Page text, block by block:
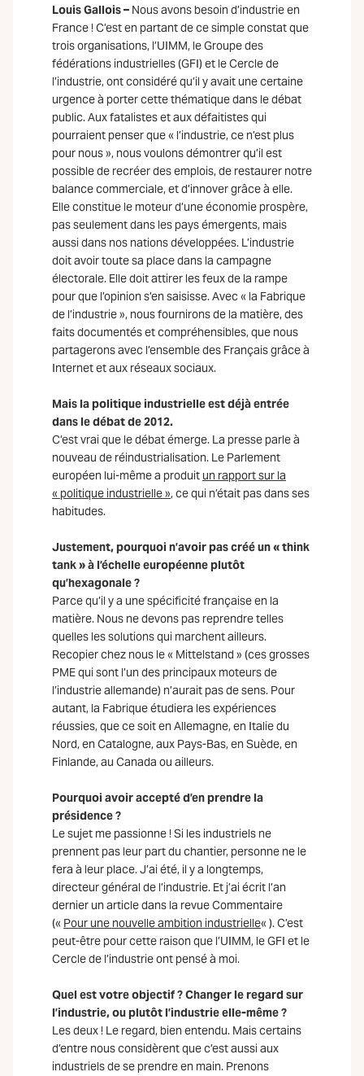
Louis Gallois – Nous avons besoin d’industrie en
France ! C’est en partant de ce simple constat que
trois organisations, l’UIMM, le Groupe des
fédérations industrielles (GFI) et le Cercle de
l’industrie, ont considéré qu’il y avait une certaine
urgence à porter cette thématique dans le débat
public. Aux fatalistes et aux défaitistes qui
pourraient penser que « l’industrie, ce n’est plus
pour nous », nous voulons démontrer qu’il est
possible de recréer des emplois, de restaurer notre
balance commerciale, et d’innover grâce à elle.
Elle constitue le moteur d’une économie prospère,
pas seulement dans les pays émergents, mais
aussi dans nos nations développées. L’industrie
doit avoir toute sa place dans la campagne
électorale. Elle doit attirer les feux de la rampe
pour que l’opinion s’en saisisse. Avec « la Fabrique
de l’industrie », nous fournirons de la matière, des
faits documentés et compréhensibles, que nous
partagerons avec l’ensemble des Français grâce à
Internet et aux réseaux sociaux.
Mais la politique industrielle est déjà entrée
dans le débat de 2012.
C’est vrai que le débat émerge. La presse parle à
nouveau de réindustrialisation. Le Parlement
européen lui-même a produit un rapport sur la
« politique industrielle », ce qui n’était pas dans ses
habitudes.
Justement, pourquoi n’avoir pas créé un « think
tank » à l’échelle européenne plutôt
qu’hexagonale ?
Parce qu’il y a une spécificité française en la
matière. Nous ne devons pas reprendre telles
quelles les solutions qui marchent ailleurs.
Recopier chez nous le « Mittelstand » (ces grosses
PME qui sont l’un des principaux moteurs de
l’industrie allemande) n’aurait pas de sens. Pour
autant, la Fabrique étudiera les expériences
réussies, que ce soit en Allemagne, en Italie du
Nord, en Catalogne, aux Pays-Bas, en Suède, en
Finlande, au Canada ou ailleurs.
Pourquoi avoir accepté d’en prendre la
présidence ?
Le sujet me passionne ! Si les industriels ne
prennent pas leur part du chantier, personne ne le
fera à leur place. J’ai été, il y a longtemps,
directeur général de l’industrie. Et j’ai écrit l’an
dernier un article dans la revue Commentaire
(« Pour une nouvelle ambition industrielle« ). C’est
peut-être pour cette raison que l’UIMM, le GFI et le
Cercle de l’industrie ont pensé à moi.
Quel est votre objectif ? Changer le regard sur
l’industrie, ou plutôt l’industrie elle-même ?
Les deux ! Le regard, bien entendu. Mais certains
d’entre nous considèrent que c’est aussi aux
industriels de se prendre en main. Prenons